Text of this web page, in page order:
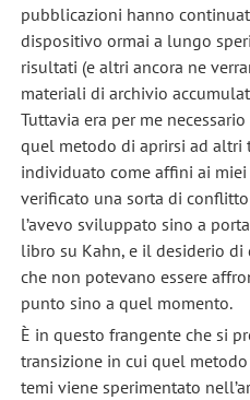
pubblicazioni hanno
dispositivo ormai a lungo
risultati (e altri ancora ne
materiali di archivio
Tuttavia era per me
quel metodo di aprirsi ad altri
individuato come affini ai miei
verificato una sorta di
l’avevo sviluppato sino a
libro su Kahn, e il desiderio di
che non potevano essere
punto sino a quel momento.
È in questo frangente che si
transizione in cui quel
temi viene sperimentato